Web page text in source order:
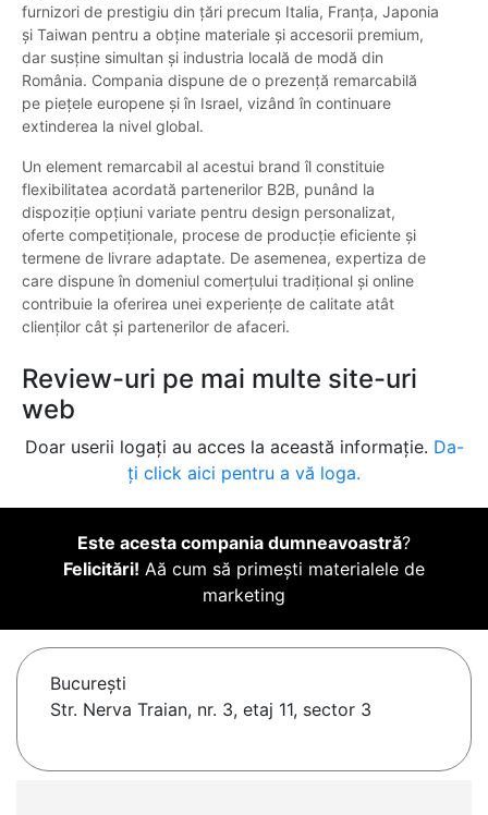
furnizori de prestigiu din țări precum Italia, Franța, Japonia
și Taiwan pentru a obține materiale și accesorii premium,
dar susține simultan și industria locală de modă din
România. Compania dispune de o prezență remarcabilă
pe piețele europene și în Israel, vizând în continuare
extinderea la nivel global.
Un element remarcabil al acestui brand îl constituie
flexibilitatea acordată partenerilor B2B, punând la
dispoziție opțiuni variate pentru design personalizat,
oferte competiționale, procese de producție eficiente și
termene de livrare adaptate. De asemenea, expertiza de
care dispune în domeniul comerțului tradițional și online
contribuie la oferirea unei experiențe de calitate atât
clienților cât și partenerilor de afaceri.
Review-uri pe mai multe site-uri
web
Doar userii logați au acces la această informație. Da-
ți click aici pentru a vă loga.
Este acesta compania dumneavoastră?
Felicitări! Aă cum să primești materialele de
marketing
Bucureşti
Str. Nerva Traian, nr. 3, etaj 11, sector 3